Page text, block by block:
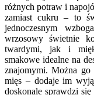
różnych potraw i
zamiast cukru – to
jednoczesnym
wrzosowy świetnie
twardymi, jak i
smakowe idealne na
znajomymi. Można go
mięs – dodaje im
doskonale sprawdzi